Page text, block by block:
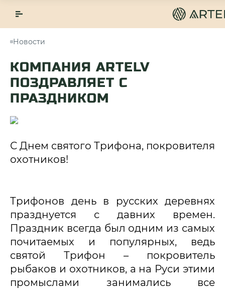
Новости
КОМПАНИЯ ARTELV
ПОЗДРАВЛЯЕТ С
ПРАЗДНИКОМ
С Днем святого Трифона, покровителя
охотников!
Трифонов день в русских деревнях
празднуется с давних времен.
Праздник всегда был одним из самых
почитаемых и популярных, ведь
святой Трифон – покровитель
рыбаков и охотников, а на Руси этими
промыслами занимались все